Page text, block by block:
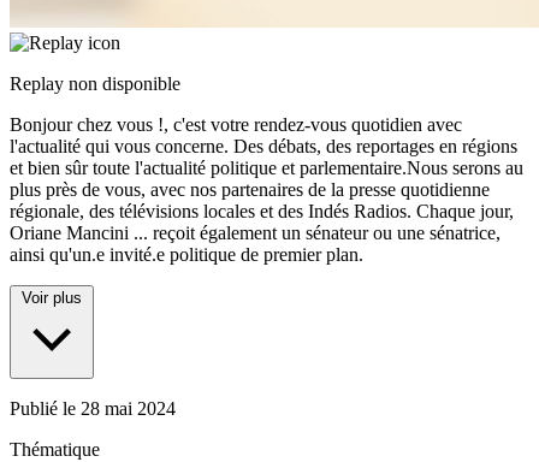
Replay non disponible
Bonjour chez vous !, c'est votre rendez-vous quotidien avec
l'actualité qui vous concerne. Des débats, des reportages en régions
et bien sûr toute l'actualité politique et parlementaire.Nous serons au
plus près de vous, avec nos partenaires de la presse quotidienne
régionale, des télévisions locales et des Indés Radios. Chaque jour,
Oriane Mancini ... reçoit également un sénateur ou une sénatrice,
ainsi qu'un.e invité.e politique de premier plan.
Voir plus
Publié le 28 mai 2024
Thématique